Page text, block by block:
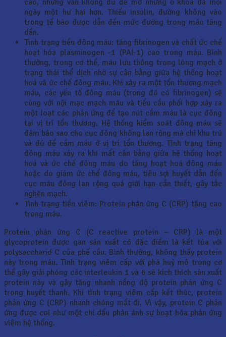
cao, nhưng vẫn không đủ để mở những ổ khóa đã mỗi
ngày một hư hại hơn. Thiếu insulin, đường không vào
trong tế bào được dẫn đến mức đường trong máu tăng
dần.
Tình trạng tiền đông máu: tăng fibrinogen và chất ức chế
hoạt hóa plasminogen -1 (PAI-1) cao trong máu. Bình
thường, trong cơ thể, máu lưu thông trong lòng mạch ở
trạng thái thể dịch nhờ sự cân bằng giữa hệ thống hoạt
hoá và ức chế đông máu. Khi xảy ra một tổn thương mạch
máu, các yếu tố đông máu (trong đó có fibrinogen) sẽ
cùng với nội mạc mạch máu và tiểu cầu phối hợp xảy ra
một loạt các phản ứng để tạo nút cầm máu là cục đông
tại vị trí tổn thương. Hệ thống kiểm soát đông máu sẽ
đảm bảo sao cho cục đông không lan rộng mà chỉ khu trú
và đủ để cầm máu ở vị trí tổn thương. Tình trạng tăng
đông máu xảy ra khi mất cân bằng giữa hệ thống hoạt
hoá và ức chế đông máu do tăng hoạt hoá đông máu
hoặc do giảm ức chế đông máu, tiêu sợi huyết dẫn đến
cục máu đông lan rộng quá giới hạn cần thiết, gây tắc
nghẽn mạch.
Tình trạng tiền viêm: Protein phản ứng C (CRP) tăng cao
trong máu.
Protein phản ứng C (C reactive protein – CRP) là một
glycoprotein được gan sản xuất có đặc điểm là kết tủa với
polysaccharid C của phế cầu. Bình thường, không thấy protein
này trong máu. Tình trạng viêm cấp với phá huỷ mô trong cơ
thể gây giải phóng các interleukin 1 và 6 sẽ kích thích sản xuất
protein này và gây tăng nhanh nồng độ protein phản ứng C
trong huyết thanh. Khi tình trạng viêm cấp kết thúc, protein
phản ứng C (CRP) nhanh chóng mất đi. Vì vậy, protein C phản
ứng được coi như một chỉ dấu phản ánh sự hoạt hóa phản ứng
viêm hệ thống.